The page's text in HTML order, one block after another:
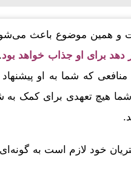
و همین موضوع باعث
دهد برای او جذاب خواهد بود
که شما به او
شما هیچ تعهدی برای کمک
خود لازم است به